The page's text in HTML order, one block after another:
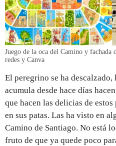
Juego de la oca del Camino y fachada
redes y Canva
El peregrino se ha
acumula desde hace días
que hacen las delicias de
en sus patas. Las ha visto en
Camino de Santiago. No está
fruto de que ya quede poco